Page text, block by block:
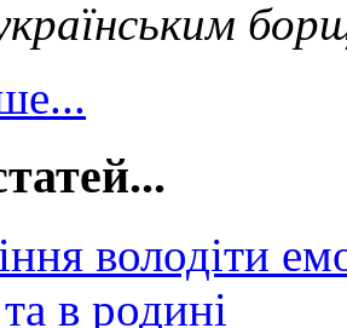
володіти
в родині